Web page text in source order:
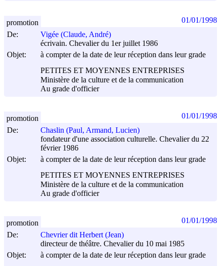
De:
Vigée (Claude, André)
écrivain. Chevalier du 1er juillet 1986
Objet:
à compter de la date de leur réception dans leur grade
PETITES ET MOYENNES ENTREPRISES
Ministère de la culture et de la communication
Au grade d'officier
promotion 01/01/1998
De:
Chaslin (Paul, Armand, Lucien)
fondateur d'une association culturelle. Chevalier du 22
février 1986
Objet:
à compter de la date de leur réception dans leur grade
PETITES ET MOYENNES ENTREPRISES
Ministère de la culture et de la communication
Au grade d'officier
promotion 01/01/1998
De:
Chevrier dit Herbert (Jean)
directeur de théâtre. Chevalier du 10 mai 1985
Objet:
à compter de la date de leur réception dans leur grade
promotion 01/01/1998